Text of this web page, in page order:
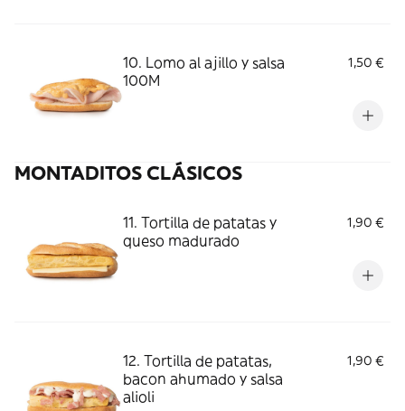
10. Lomo al ajillo y salsa
100M
1,50 €
MONTADITOS CLÁSICOS
11. Tortilla de patatas y
queso madurado
1,90 €
12. Tortilla de patatas,
bacon ahumado y salsa
alioli
1,90 €